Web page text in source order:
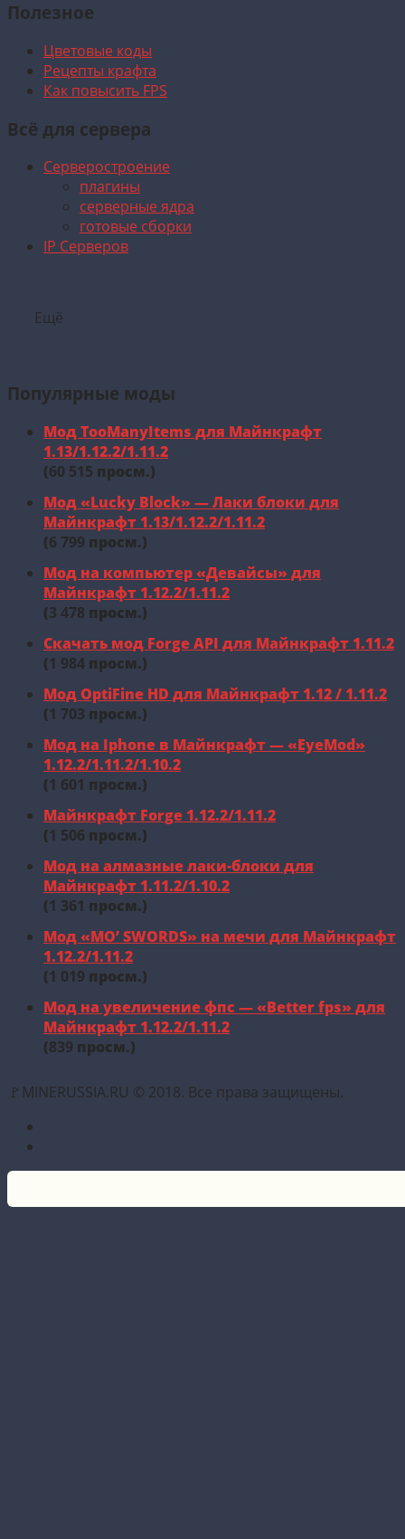
Полезное
Цветовые коды
Рецепты крафта
Как повысить FPS
Всё для сервера
Серверостроение
плагины
серверные ядра
готовые сборки
IP Серверов
Ещё
Популярные моды
Мод TooManyItems для Майнкрафт
1.13/1.12.2/1.11.2
(60 515 просм.)
Мод «Lucky Block» — Лаки блоки для
Майнкрафт 1.13/1.12.2/1.11.2
(6 799 просм.)
Мод на компьютер «Девайсы» для
Майнкрафт 1.12.2/1.11.2
(3 478 просм.)
Скачать мод Forge API для Майнкрафт 1.11.2
(1 984 просм.)
Мод OptiFine HD для Майнкрафт 1.12 / 1.11.2
(1 703 просм.)
Мод на Iphone в Майнкрафт — «EyeMod»
1.12.2/1.11.2/1.10.2
(1 601 просм.)
Майнкрафт Forge 1.12.2/1.11.2
(1 506 просм.)
Мод на алмазные лаки-блоки для
Майнкрафт 1.11.2/1.10.2
(1 361 просм.)
Мод «MO’ SWORDS» на мечи для Майнкрафт
1.12.2/1.11.2
(1 019 просм.)
Мод на увеличение фпс — «Better fps» для
Майнкрафт 1.12.2/1.11.2
(839 просм.)
🚩MINERUSSIA.RU © 2018. Все права защищены.